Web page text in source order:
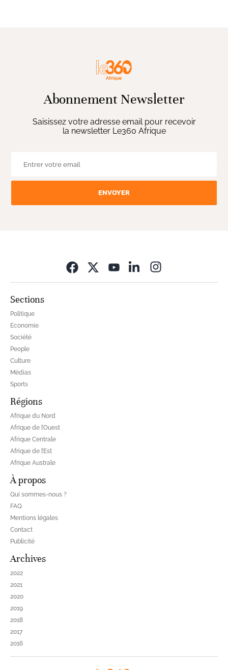
Abonnement Newsletter
Saisissez votre adresse email pour recevoir
la newsletter Le360 Afrique
ENVOYER
Sections
Politique
Economie
Société
People
Culture
Médias
Sports
Régions
Afrique du Nord
Afrique de l’Ouest
Afrique Centrale
Afrique de l’Est
Afrique Australe
À propos
Qui sommes-nous ?
FAQ
Mentions légales
Contact
Publicité
Archives
2022
2021
2020
2019
2018
2017
2016